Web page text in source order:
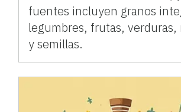
fuentes incluyen granos
legumbres, frutas, verduras,
y semillas.